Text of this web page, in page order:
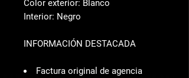
Color exterior: Blanco
Interior: Negro
INFORMACIÓN DESTACADA
Factura original de agencia